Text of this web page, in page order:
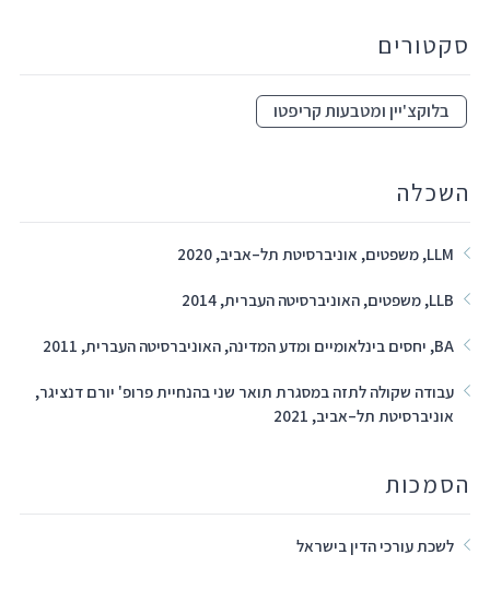
סקטורים
בלוקצ'יין ומטבעות קריפטו
השכלה
LLM, משפטים, אוניברסיטת תל–אביב, 2020
LLB, משפטים, האוניברסיטה העברית, 2014
BA, יחסים בינלאומיים ומדע המדינה, האוניברסיטה העברית, 2011
עבודה שקולה לתזה במסגרת תואר שני בהנחיית פרופ' יורם דנציגר,
אוניברסיטת תל–אביב, 2021
הסמכות
לשכת עורכי הדין בישראל